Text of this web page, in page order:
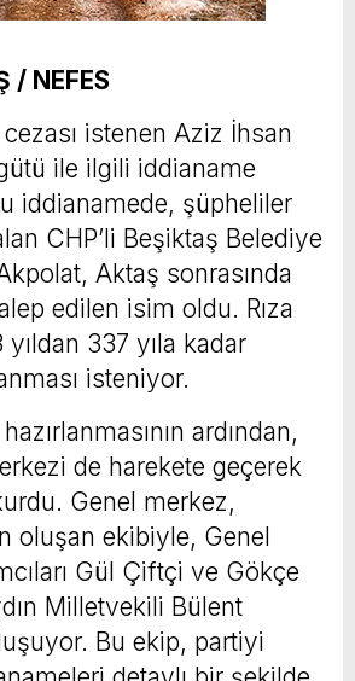
/ NEFES
istenen Aziz İhsan
ile ilgili iddianame
iddianamede, şüpheliler
CHP’li Beşiktaş Belediye
Aktaş sonrasında
edilen isim oldu. Rıza
yıldan 337 yıla kadar
isteniyor.
ardından,
de harekete geçerek
Genel merkez,
oluşan ekibiyle, Genel
Gül Çiftçi ve Gökçe
Milletvekili Bülent
Bu ekip, partiyi